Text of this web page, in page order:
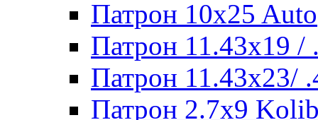
Патрон 10x25 Auto
Патрон 11.43x19 /
Патрон 11.43x23/
Патрон 2.7x9